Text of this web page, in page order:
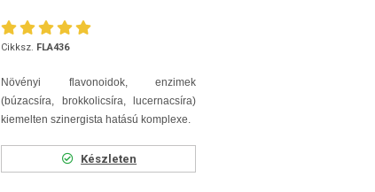
Cikksz. FLA436
Növényi flavonoidok, enzimek
(búzacsíra, brokkolicsíra, lucernacsíra)
kiemelten szinergista hatású komplexe.
Készleten